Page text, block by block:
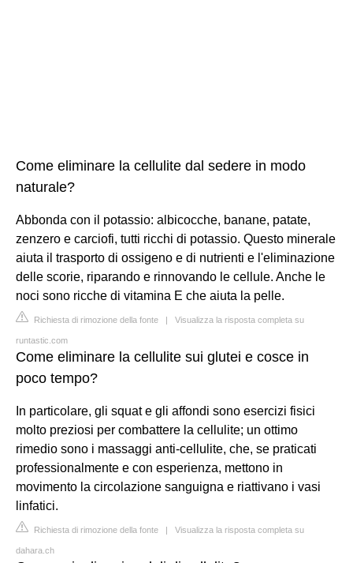
Come eliminare la cellulite dal sedere in modo
naturale?
Abbonda con il potassio: albicocche, banane, patate,
zenzero e carciofi, tutti ricchi di potassio. Questo minerale
aiuta il trasporto di ossigeno e di nutrienti e l'eliminazione
delle scorie, riparando e rinnovando le cellule. Anche le
noci sono ricche di vitamina E che aiuta la pelle.
Richiesta di rimozione della fonte | Visualizza la risposta completa su
runtastic.com
Come eliminare la cellulite sui glutei e cosce in
poco tempo?
In particolare, gli squat e gli affondi sono esercizi fisici
molto preziosi per combattere la cellulite; un ottimo
rimedio sono i massaggi anti-cellulite, che, se praticati
professionalmente e con esperienza, mettono in
movimento la circolazione sanguigna e riattivano i vasi
linfatici.
Richiesta di rimozione della fonte | Visualizza la risposta completa su
dahara.ch